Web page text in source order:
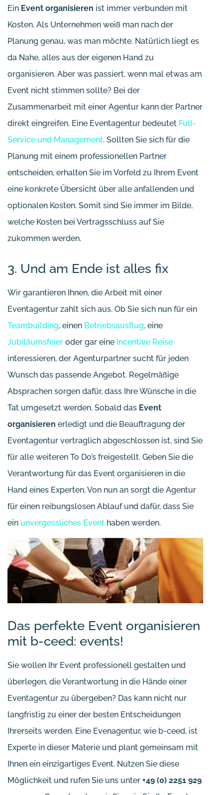
Ein Event organisieren ist immer verbunden mit
Kosten. Als Unternehmen weiß man nach der
Planung genau, was man möchte. Natürlich liegt es
da Nahe, alles aus der eigenen Hand zu
organisieren. Aber was passiert, wenn mal etwas am
Event nicht stimmen sollte? Bei der
Zusammenarbeit mit einer Agentur kann der Partner
direkt eingreifen. Eine Eventagentur bedeutet Full-
Service und Management. Sollten Sie sich für die
Planung mit einem professionellen Partner
entscheiden, erhalten Sie im Vorfeld zu Ihrem Event
eine konkrete Übersicht über alle anfallenden und
optionalen Kosten. Somit sind Sie immer im Bilde,
welche Kosten bei Vertragsschluss auf Sie
zukommen werden.
3. Und am Ende ist alles fix
Wir garantieren Ihnen, die Arbeit mit einer
Eventagentur zahlt sich aus. Ob Sie sich nun für ein
Teambuilding, einen Betriebsausflug, eine
Jubiläumsfeier oder gar eine Incentive Reise
interessieren, der Agenturpartner sucht für jeden
Wunsch das passende Angebot. Regelmäßige
Absprachen sorgen dafür, dass Ihre Wünsche in die
Tat umgesetzt werden. Sobald das Event
organisieren erledigt und die Beauftragung der
Eventagentur vertraglich abgeschlossen ist, sind Sie
für alle weiteren To Do’s freigestellt. Geben Sie die
Verantwortung für das Event organisieren in die
Hand eines Experten. Von nun an sorgt die Agentur
für einen reibungslosen Ablauf und dafür, dass Sie
ein unvergessliches Event haben werden.
Das perfekte Event organisieren
mit b-ceed: events!
Sie wollen Ihr Event professionell gestalten und
überlegen, die Verantwortung in die Hände einer
Eventagentur zu übergeben? Das kann nicht nur
langfristig zu einer der besten Entscheidungen
Ihrerseits werden. Eine Evenagentur, wie b-ceed, ist
Experte in dieser Materie und plant gemeinsam mit
Ihnen ein einzigartiges Event. Nutzen Sie diese
Möglichkeit und rufen Sie uns unter +49 (0) 2251 929